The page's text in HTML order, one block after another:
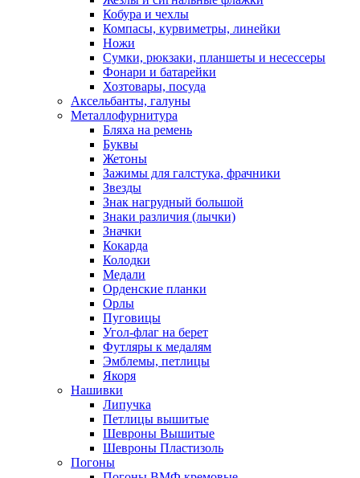
Кобура и чехлы
Компасы, курвиметры, линейки
Ножи
Сумки, рюкзаки, планшеты и несессеры
Фонари и батарейки
Хозтовары, посуда
Аксельбанты, галуны
Металлофурнитура
Бляха на ремень
Буквы
Жетоны
Зажимы для галстука, фрачники
Звезды
Знак нагрудный большой
Знаки различия (лычки)
Значки
Кокарда
Колодки
Медали
Орденские планки
Орлы
Пуговицы
Угол-флаг на берет
Футляры к медалям
Эмблемы, петлицы
Якоря
Нашивки
Липучка
Петлицы вышитые
Шевроны Вышитые
Шевроны Пластизоль
Погоны